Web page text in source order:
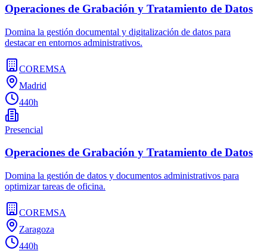
Operaciones de Grabación y Tratamiento de Datos
Domina la gestión documental y digitalización de datos para
destacar en entornos administrativos.
COREMSA
Madrid
440h
Presencial
Operaciones de Grabación y Tratamiento de Datos
Domina la gestión de datos y documentos administrativos para
optimizar tareas de oficina.
COREMSA
Zaragoza
440h